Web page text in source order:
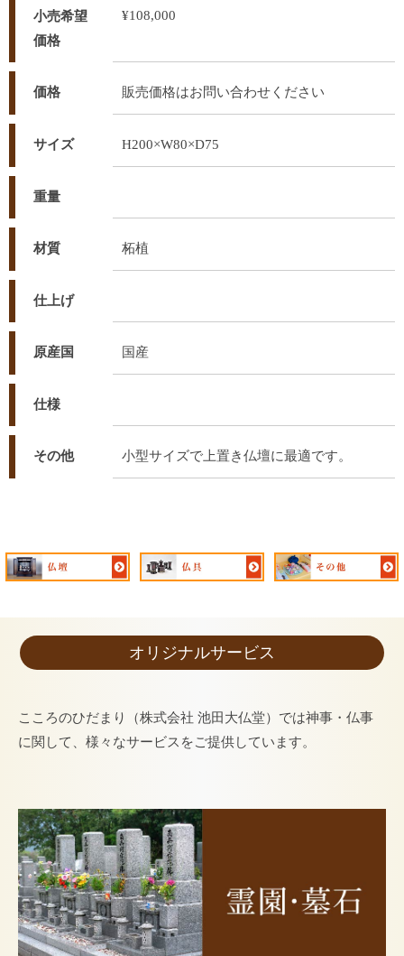
小売希望
価格
¥108,000
価格 販売価格はお問い合わせください
サイズ H200×W80×D75
重量
材質 柘植
仕上げ
原産国 国産
仕様
その他 小型サイズで上置き仏壇に最適です。
オリジナルサービス
こころのひだまり（株式会社 池田大仏堂）では神事・仏事
に関して、様々なサービスをご提供しています。